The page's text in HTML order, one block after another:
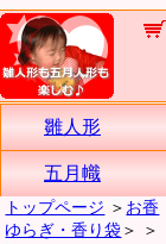
雛人形
五月幟
トップページ ＞ お香
ゆらぎ・香り袋＞ ＞